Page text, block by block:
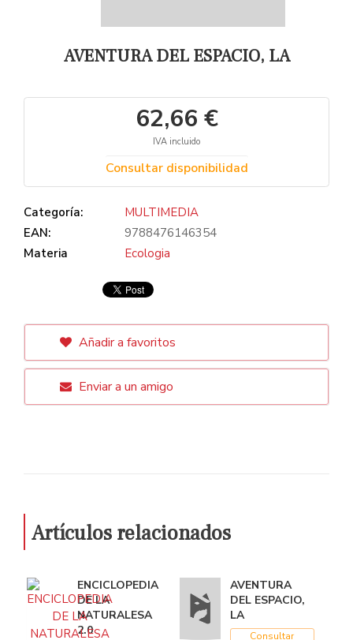
AVENTURA DEL ESPACIO, LA
62,66 €
IVA incluido
Consultar disponibilidad
Categoría:
MULTIMEDIA
EAN:
9788476146354
Materia
Ecologia
Añadir a favoritos
Enviar a un amigo
Artículos relacionados
ENCICLOPEDIA
DE LA
NATURALESA
2.0
AVENTURA
DEL ESPACIO,
LA
Consultar